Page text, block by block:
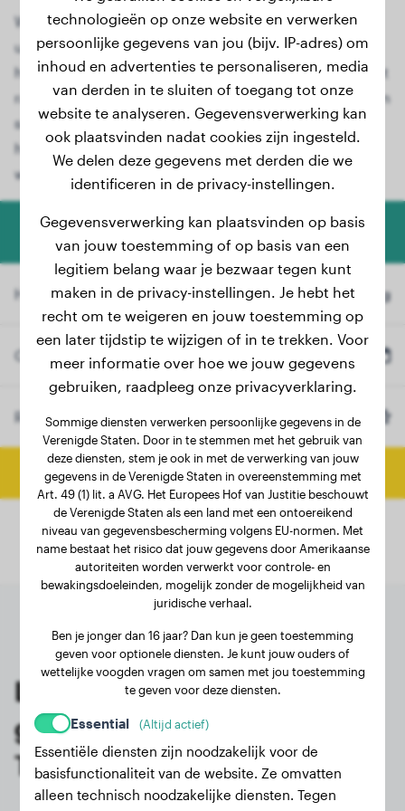
Wilt u weten hoe groot uw Schotse Terriër-puppy
uiteindelijk zal worden? Met onze speciale
hondengroeicalculator kunt u het eindgewicht van het
ras Schotse Terriër nauwkeurig berekenen. Of u nu een
schattige Schotse Terriër-puppy heeft of uw jonge
hond opgroeit, onze gebruiksvriendelijke tool biedt
waardevolle informatie.
Honden Gewicht Calculator
Huidig Gewicht kg
Geboortedatum
Ras (Optioneel) Schotse Terriër
Bereken eindgewicht
Laatste wegingen van
geregistreerde Schotse
Terriër-eigenaren
technologieën op onze website en verwerken
persoonlijke gegevens van jou (bijv. IP-adres) om
inhoud en advertenties te personaliseren, media
van derden in te sluiten of toegang tot onze
website te analyseren. Gegevensverwerking kan
ook plaatsvinden nadat cookies zijn ingesteld.
We delen deze gegevens met derden die we
identificeren in de privacy-instellingen.
Gegevensverwerking kan plaatsvinden op basis
van jouw toestemming of op basis van een
legitiem belang waar je bezwaar tegen kunt
maken in de privacy-instellingen. Je hebt het
recht om te weigeren en jouw toestemming op
een later tijdstip te wijzigen of in te trekken. Voor
meer informatie over hoe we jouw gegevens
gebruiken, raadpleeg onze privacyverklaring.
Sommige diensten verwerken persoonlijke gegevens in de
Verenigde Staten. Door in te stemmen met het gebruik van
deze diensten, stem je ook in met de verwerking van jouw
gegevens in de Verenigde Staten in overeenstemming met
Art. 49 (1) lit. a AVG. Het Europees Hof van Justitie beschouwt
de Verenigde Staten als een land met een ontoereikend
niveau van gegevensbescherming volgens EU-normen. Met
name bestaat het risico dat jouw gegevens door Amerikaanse
autoriteiten worden verwerkt voor controle- en
bewakingsdoeleinden, mogelijk zonder de mogelijkheid van
juridische verhaal.
Ben je jonger dan 16 jaar? Dan kun je geen toestemming
geven voor optionele diensten. Je kunt jouw ouders of
wettelijke voogden vragen om samen met jou toestemming
te geven voor deze diensten.
Essential (Altijd actief)
Essentiële diensten zijn noodzakelijk voor de
basisfunctionaliteit van de website. Ze omvatten
alleen technisch noodzakelijke diensten. Tegen